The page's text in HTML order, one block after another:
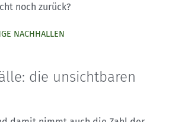
noch zurück?
NACHHALLEN
die unsichtbaren